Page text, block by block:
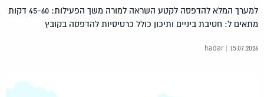
למערך המלא להדפסה לקטע השראה למורה משך הפעילות: 45-60 דקות
מתאים ל: חטיבת ביניים ותיכון כולל כרטיסיות להדפסה בקובץ
hadar | 15.07.2026